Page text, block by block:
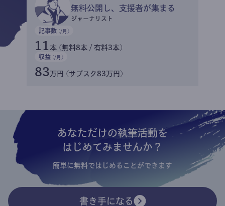
無料公開し、支援者が集まる
ジャーナリスト
記事数 (/月)
11 本 (無料8本 / 有料3本)
収益 (/月)
83万円 (サブスク83万円)
あなただけの執筆活動を
はじめてみませんか？
簡単に無料ではじめることができます
書き手になる